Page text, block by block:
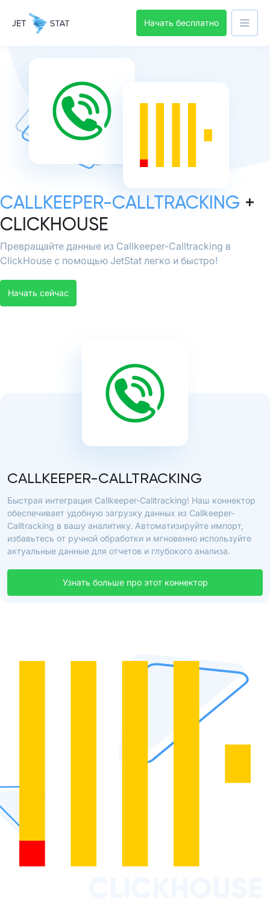
Начать бесплатно
CALLKEEPER-CALLTRACKING +
CLICKHOUSE
Превращайте данные из Callkeeper-Calltracking в
ClickHouse с помощью JetStat легко и быстро!
Начать сейчас
CALLKEEPER-CALLTRACKING
Быстрая интеграция Callkeeper-Calltracking! Наш коннектор
обеспечивает удобную загрузку данных из Callkeeper-
Calltracking в вашу аналитику. Автоматизируйте импорт,
избавьтесь от ручной обработки и мгновенно используйте
актуальные данные для отчетов и глубокого анализа.
Узнать больше про этот коннектор